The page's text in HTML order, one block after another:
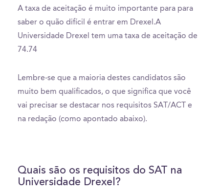
A taxa de aceitação é muito importante para para
saber o quão difícil é entrar em Drexel.A
Universidade Drexel tem uma taxa de aceitação de
74.74
Lembre-se que a maioria destes candidatos são
muito bem qualificados, o que significa que você
vai precisar se destacar nos requisitos SAT/ACT e
na redação (como apontado abaixo).
Quais são os requisitos do SAT na
Universidade Drexel?